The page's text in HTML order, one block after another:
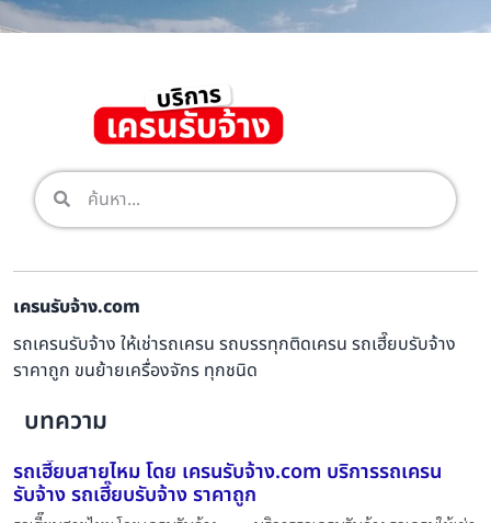
เครนรับจ้าง.com
รถเครนรับจ้าง ให้เช่ารถเครน รถบรรทุกติดเครน รถเฮี๊ยบรับจ้าง
ราคาถูก ขนย้ายเครื่องจักร ทุกชนิด
บทความ
รถเฮี๊ยบสายไหม โดย เครนรับจ้าง.com บริการรถเครน
รับจ้าง รถเฮี๊ยบรับจ้าง ราคาถูก